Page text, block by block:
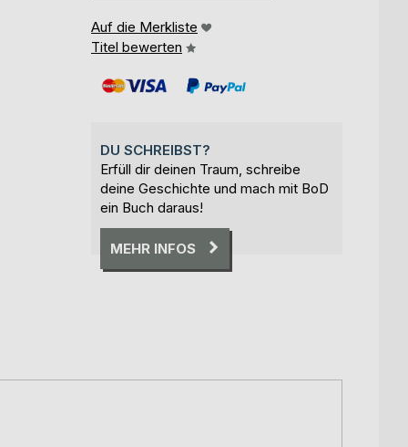
Auf die Merkliste
Titel bewerten
DU SCHREIBST?
Erfüll dir deinen Traum, schreibe
deine Geschichte und mach mit BoD
ein Buch daraus!
MEHR INFOS